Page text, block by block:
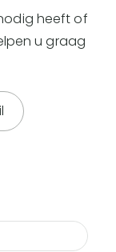
heeft of
u graag